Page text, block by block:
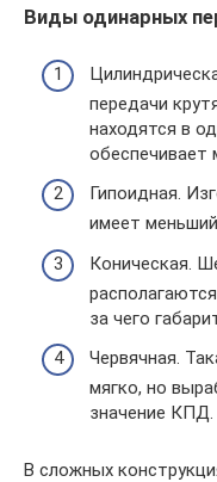
Виды одинарных
передачи
находятся в
Гипоидная.
имеет
Коническая.
за чего
Червячная.
мягко, но
значение КПД.
В сложных